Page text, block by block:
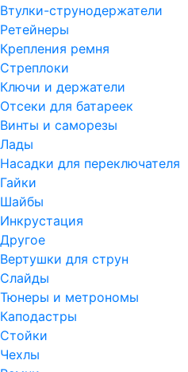
Втулки-струнодержатели
Ретейнеры
Крепления ремня
Стреплоки
Ключи и держатели
Отсеки для батареек
Винты и саморезы
Лады
Насадки для переключателя
Гайки
Шайбы
Инкрустация
Другое
Вертушки для струн
Слайды
Тюнеры и метрономы
Каподастры
Стойки
Чехлы